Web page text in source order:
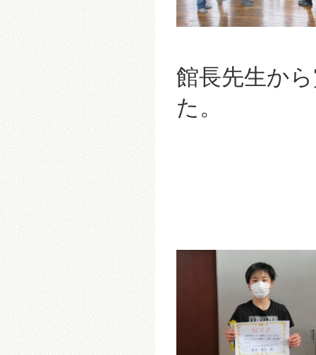
館長先生か
た。